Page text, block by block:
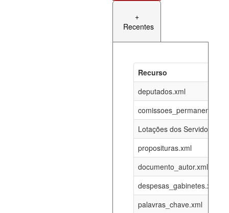
+
Recentes
Recurso
deputados.xml
Lotações dos Servidores
proposituras.xml
documento_autor.xml
despesas_gabinetes.xml
palavras_chave.xml
documento_andamento_atual.xml
06-08-
funcionarios_lotacoes.xml
funcionarios_cargos.xml 12-05-
06-08-